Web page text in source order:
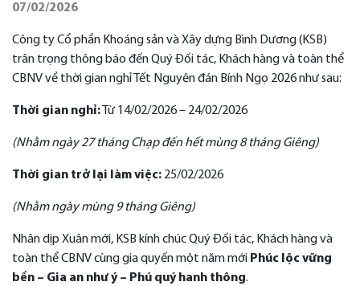
07/02/2026
Công ty Cổ phần Khoáng sản và Xây dựng Bình Dương (KSB)
trân trọng thông báo đến Quý Đối tác, Khách hàng và toàn thể
CBNV về thời gian nghỉ Tết Nguyên đán Bính Ngọ 2026 như sau:
Thời gian nghỉ: Từ 14/02/2026 – 24/02/2026
(Nhằm ngày 27 tháng Chạp đến hết mùng 8 tháng Giêng)
Thời gian trở lại làm việc: 25/02/2026
(Nhằm ngày mùng 9 tháng Giêng)
Nhân dịp Xuân mới, KSB kính chúc Quý Đối tác, Khách hàng và
toàn thể CBNV cùng gia quyến một năm mới Phúc lộc vững
bền – Gia an như ý – Phú quý hanh thông.